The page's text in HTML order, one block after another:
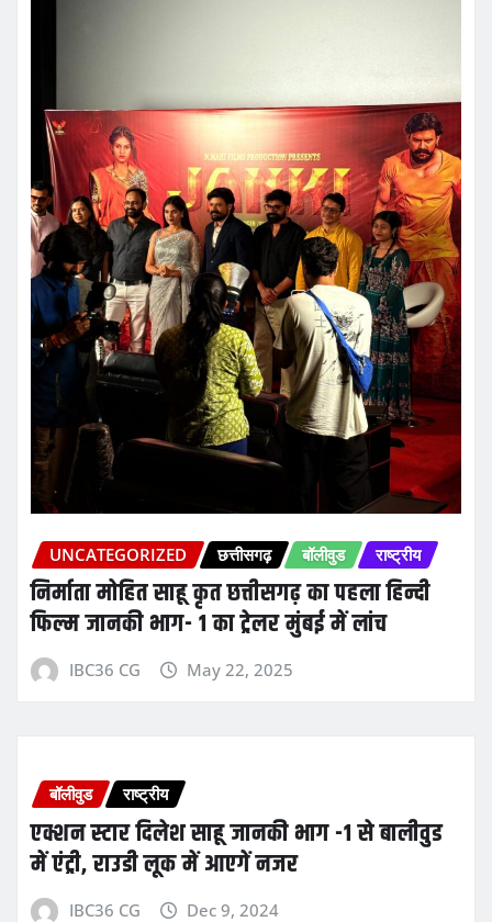
UNCATEGORIZED छत्तीसगढ़ बॉलीवुड राष्ट्रीय
निर्माता मोहित साहू कृत छत्तीसगढ़ का पहला हिन्दी
फिल्म जानकी भाग- 1 का ट्रेलर मुंबई में लांच
IBC36 CG May 22, 2025
बॉलीवुड राष्ट्रीय
एक्शन स्टार दिलेश साहू जानकी भाग -1 से बालीवुड
में एंट्री, राउडी लूक में आएगें नजर
IBC36 CG Dec 9, 2024